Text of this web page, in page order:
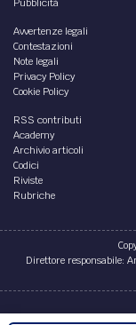
La giustizia penale
affannata da così
occorrerebbero
diVincenzo